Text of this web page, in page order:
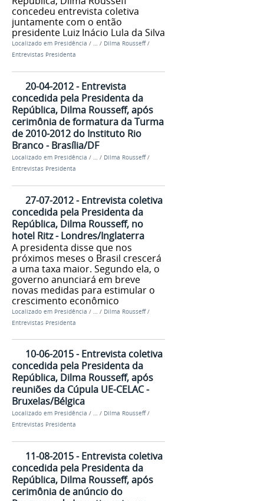
concedeu entrevista coletiva
juntamente com o então
presidente Luiz Inácio Lula da Silva
Localizado em Presidência / … / Dilma Rousseff /
Entrevistas Presidenta
20-04-2012 - Entrevista
concedida pela Presidenta da
República, Dilma Rousseff, após
cerimônia de formatura da Turma
de 2010-2012 do Instituto Rio
Branco - Brasília/DF
Localizado em Presidência / … / Dilma Rousseff /
Entrevistas Presidenta
27-07-2012 - Entrevista coletiva
concedida pela Presidenta da
República, Dilma Rousseff, no
hotel Ritz - Londres/Inglaterra
A presidenta disse que nos
próximos meses o Brasil crescerá
a uma taxa maior. Segundo ela, o
governo anunciará em breve
novas medidas para estimular o
crescimento econômico
Localizado em Presidência / … / Dilma Rousseff /
Entrevistas Presidenta
10-06-2015 - Entrevista coletiva
concedida pela Presidenta da
República, Dilma Rousseff, após
reuniões da Cúpula UE-CELAC -
Bruxelas/Bélgica
Localizado em Presidência / … / Dilma Rousseff /
Entrevistas Presidenta
11-08-2015 - Entrevista coletiva
concedida pela Presidenta da
República, Dilma Rousseff, após
cerimônia de anúncio do